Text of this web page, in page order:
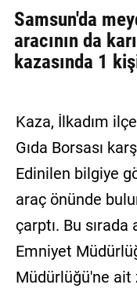
YAZARLAR
BİZE
ULAŞIN
İletişim
Gizlilik
Politikası
Samsun'da
aracının da
kazasında 1
Kaza, İlkadım
Gıda Borsası
Edinilen bilgiye
araç önünde
çarptı. Bu
Emniyet
Müdürlüğü'ne ait